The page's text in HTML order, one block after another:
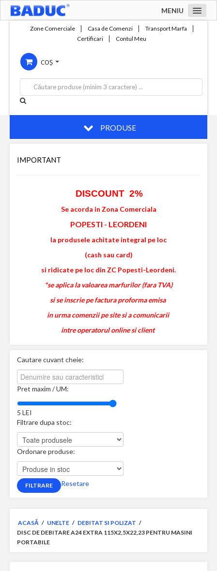
MENIU
Compania
Servicii
Productie
Contact
Zone Comerciale Casa de Comenzi
Transport Marfa
Certificari
Contul Meu
COȘ
PRODUSE
IMPORTANT
DISCOUNT 2%
Se acorda in Zona Comerciala
POPESTI - LEORDENI
la produsele achitate integral pe loc
(cash sau card)
si ridicate pe loc din ZC Popesti-Leordeni.
*se aplica la valoarea marfurilor (fara TVA)
si se inscrie pe factura proforma emisa
in urma comenzii pe site si a comunicarii
intre operatorul online si client
Cautare cuvant cheie:
Pret maxim / UM:
5 LEI
Filtrare dupa stoc:
Ordonare produse:
Resetare
ACASĂ / UNELTE / DEBITAT SI POLIZAT /
DISC DE DEBITARE A24 EXTRA 115X2,5X22,23 PENTRU MASINI
PORTABILE